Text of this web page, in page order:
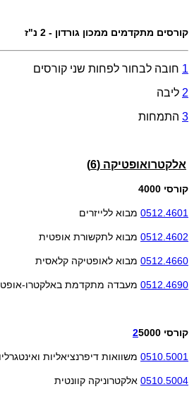
קורסים מתקדמים ממכון גורדון - 2 נ"ז
1 חובה לבחור לפחות שני קורסים
2 ליבה
3 התמחות
אלקטרואופטיקה (6)
קורסי 4000
0512.4601 מבוא ללייזרים
0512.4602 מבוא לתקשורת אופטית
0512.4660 מבוא לאופטיקה קלאסית
0512.4690 מעבדה מתקדמת באלקטרו-
קורסי 25000
0510.5001 משוואות דיפרנציאליות
0510.5004 אלקטרוניקה קוונטית